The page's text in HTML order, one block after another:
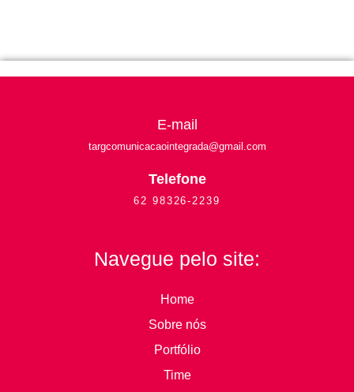
E-mail
targcomunicacaointegrada@gmail.com
Telefone
62 98326-2239
Navegue pelo site:
Home
Sobre nós
Portfólio
Time